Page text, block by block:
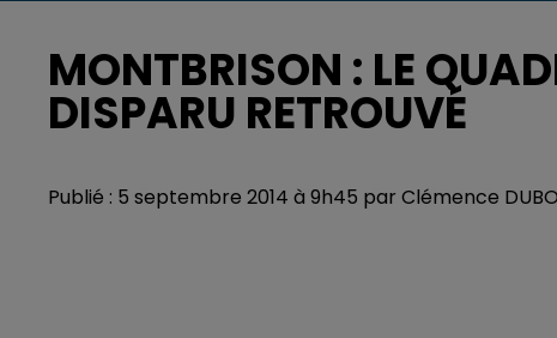
MONTBRISON : LE
DISPARU RETROUVÉ
Publié : 5 septembre 2014 à 9h45 par Clémence